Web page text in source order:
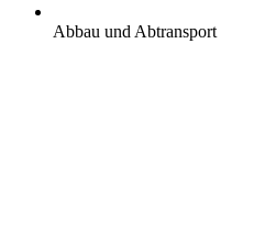
Abbau und Abtransport